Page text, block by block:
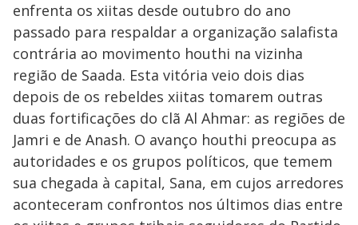
enfrenta os xiitas desde outubro do ano
passado para respaldar a organização salafista
contrária ao movimento houthi na vizinha
região de Saada. Esta vitória veio dois dias
depois de os rebeldes xiitas tomarem outras
duas fortificações do clã Al Ahmar: as regiões de
Jamri e de Anash. O avanço houthi preocupa as
autoridades e os grupos políticos, que temem
sua chegada à capital, Sana, em cujos arredores
aconteceram confrontos nos últimos dias entre